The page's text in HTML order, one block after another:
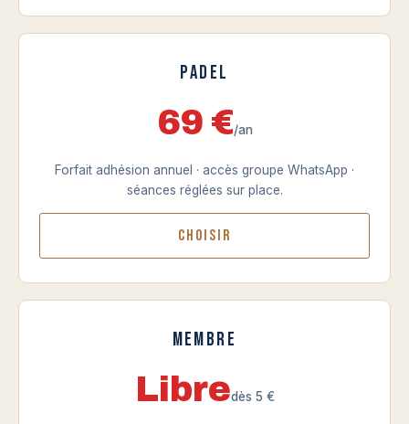
Padel
69 €/an
Forfait adhésion annuel · accès groupe WhatsApp ·
séances réglées sur place.
Choisir
Membre
Libredès 5 €